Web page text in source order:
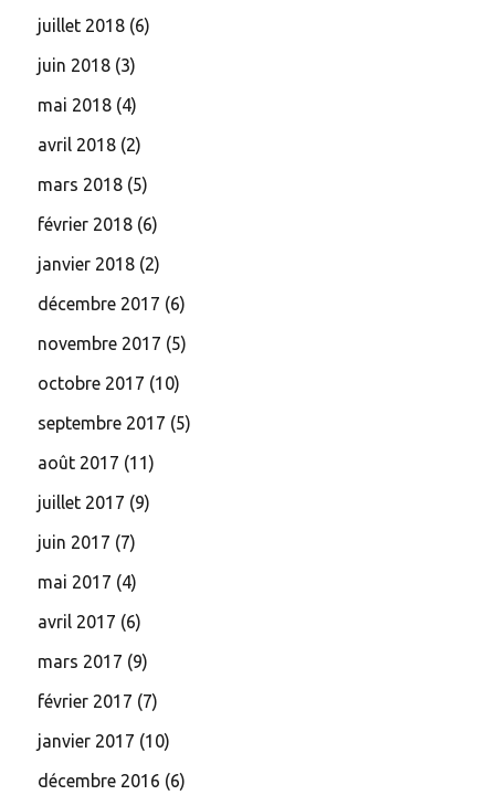
juillet 2018 (6)
juin 2018 (3)
mai 2018 (4)
avril 2018 (2)
mars 2018 (5)
février 2018 (6)
janvier 2018 (2)
décembre 2017 (6)
novembre 2017 (5)
octobre 2017 (10)
septembre 2017 (5)
août 2017 (11)
juillet 2017 (9)
juin 2017 (7)
mai 2017 (4)
avril 2017 (6)
mars 2017 (9)
février 2017 (7)
janvier 2017 (10)
décembre 2016 (6)